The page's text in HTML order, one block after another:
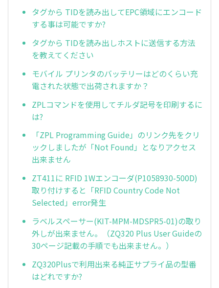
タグから TIDを読み出してEPC領域にエンコード
する事は可能ですか?
タグから TIDを読み出しホストに送信する方法
を教えてください
モバイル プリンタのバッテリーはどのくらい充
電された状態で出荷されますか？
ZPLコマンドを使用してチルダ記号を印刷するに
は?
「ZPL Programming Guide」のリンク先をクリ
ックしましたが「Not Found」となりアクセス
出来ません
ZT411に RFID 1Wエンコーダ(P1058930-500D)
取り付けすると「RFID Country Code Not
Selected」error発生
ラベルスペーサー(KIT-MPM-MDSPR5-01)の取り
外しが出来ません。（ZQ320 Plus User Guideの
30ページ記載の手順でも出来ません。）
ZQ320Plusで利用出来る純正サプライ品の型番
はどれですか?